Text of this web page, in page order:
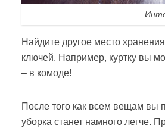
Найдите другое место
ключей. Например, куртку вы
– в комоде!
После того как всем вещам вы
уборка станет намного легче.